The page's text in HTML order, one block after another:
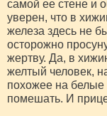
самой ее стене и
уверен, что в
железа здесь не
осторожно
жертву. Да, в
желтый человек,
похожее на
помешать. И